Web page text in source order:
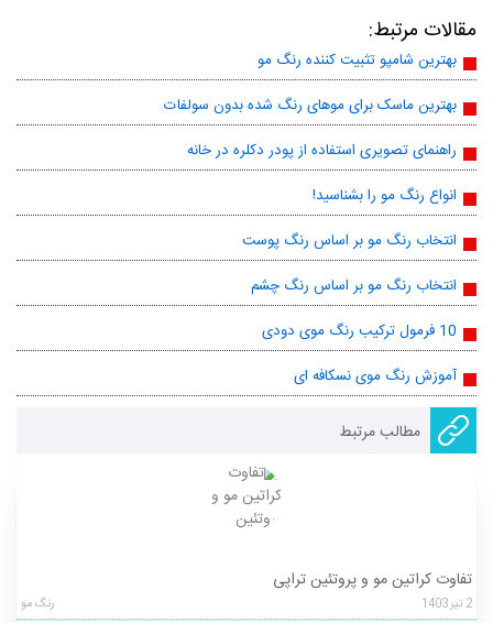
مقالات مرتبط:
بهترین شامپو تثبیت کننده رنگ مو
بهترین ماسک برای موهای رنگ شده بدون سولفات
راهنمای تصویری استفاده از پودر دکلره در خانه
انواع رنگ مو را بشناسید!
انتخاب رنگ مو بر اساس رنگ پوست
انتخاب رنگ مو بر اساس رنگ چشم
10 فرمول ترکیب رنگ موی دودی
آموزش رنگ موی نسکافه ای
مطالب مرتبط
تفاوت کراتین مو و پروتئین تراپی
2تیر1403 رنگ مو